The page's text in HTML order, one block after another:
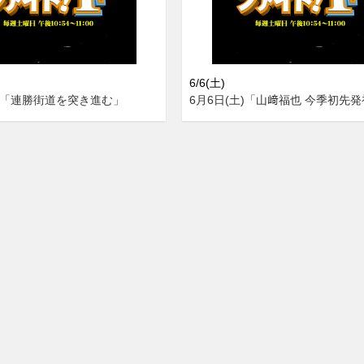
連勝街道を突き進む」
6/6(土)
6月6日(土)「山﨑福也 今季初先